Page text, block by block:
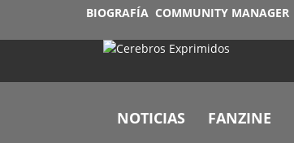
BIOGRAFÍA COMMUNITY MANAGER
NOTICIAS FANZINE